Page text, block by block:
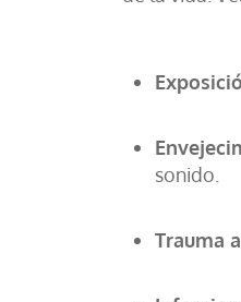
sonido.
Trauma